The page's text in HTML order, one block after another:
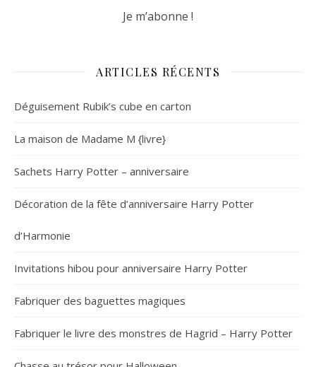
ARTICLES RÉCENTS
Déguisement Rubik’s cube en carton
La maison de Madame M {livre}
Sachets Harry Potter – anniversaire
Décoration de la fête d’anniversaire Harry Potter
d’Harmonie
Invitations hibou pour anniversaire Harry Potter
Fabriquer des baguettes magiques
Fabriquer le livre des monstres de Hagrid – Harry Potter